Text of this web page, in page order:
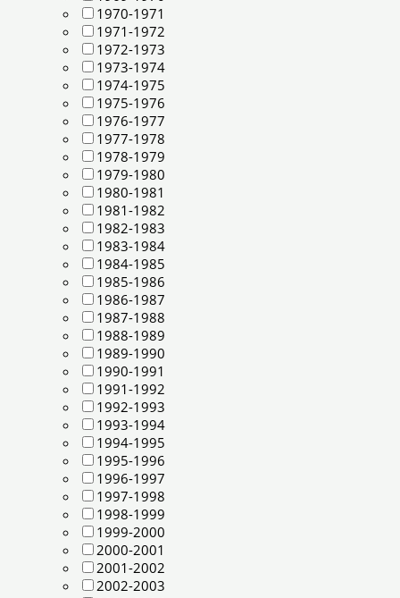
1970-1971
1971-1972
1972-1973
1973-1974
1974-1975
1975-1976
1976-1977
1977-1978
1978-1979
1979-1980
1980-1981
1981-1982
1982-1983
1983-1984
1984-1985
1985-1986
1986-1987
1987-1988
1988-1989
1989-1990
1990-1991
1991-1992
1992-1993
1993-1994
1994-1995
1995-1996
1996-1997
1997-1998
1998-1999
1999-2000
2000-2001
2001-2002
2002-2003